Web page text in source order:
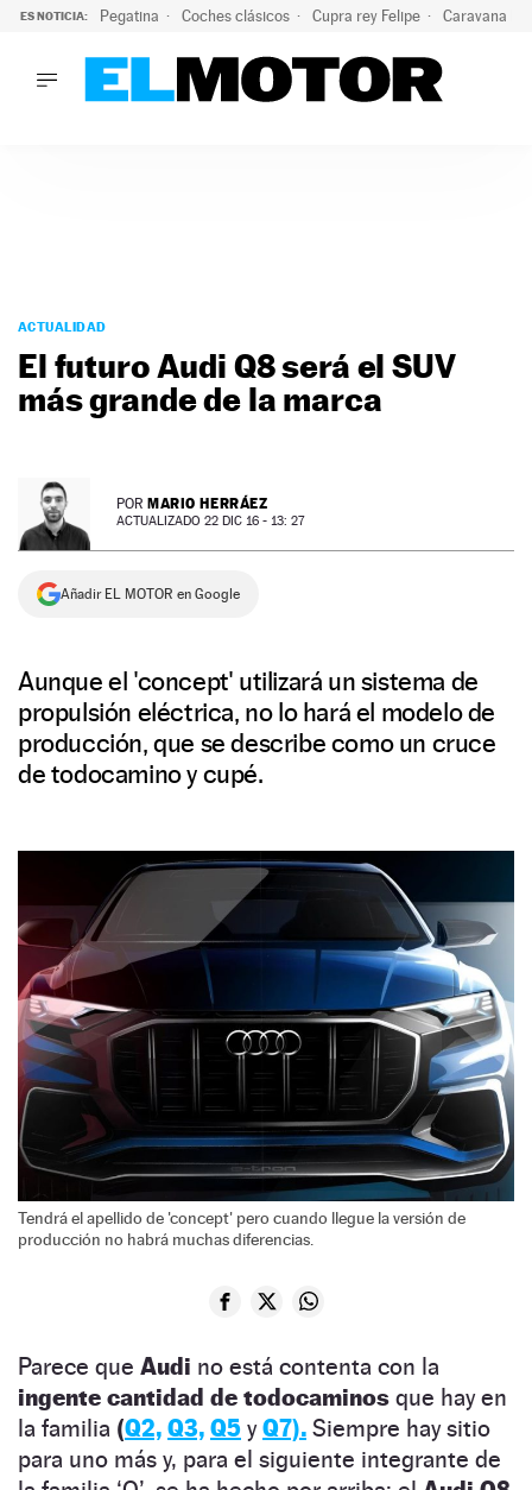
ES NOTICIA: Pegatina Coches clásicos Cupra rey Felipe Caravana
PODCAST
MOTOS
TECNOLOGÍA
PREMIOS
SERVICIOS
ACTUALIDAD
El futuro Audi Q8 será el SUV
más grande de la marca
POR MARIO HERRÁEZ
ACTUALIZADO 22 DIC 16 - 13: 27
Añadir EL MOTOR en Google
Aunque el 'concept' utilizará un sistema de
propulsión eléctrica, no lo hará el modelo de
producción, que se describe como un cruce
de todocamino y cupé.
Tendrá el apellido de 'concept' pero cuando llegue la versión de
producción no habrá muchas diferencias.
Parece que Audi no está contenta con la
ingente cantidad de todocaminos que hay en
la familia (Q2, Q3, Q5 yQ7). Siempre hay sitio
para uno más y, para el siguiente integrante de